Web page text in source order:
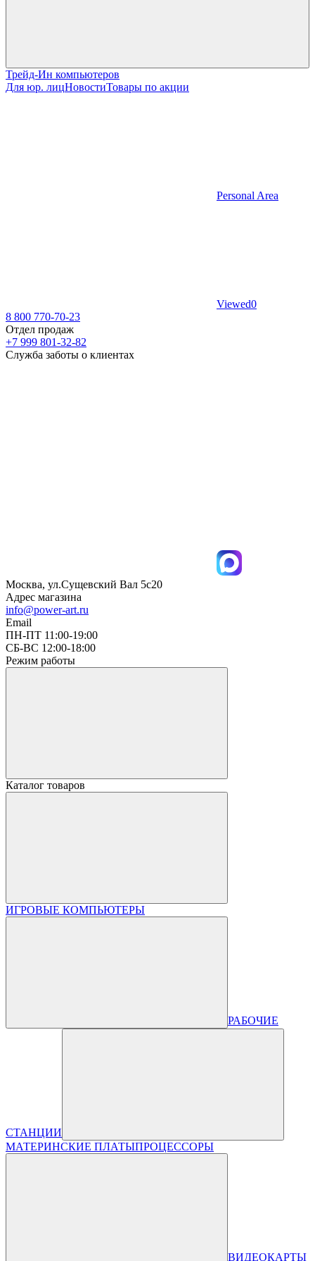
Трейд-Ин компьютеров
Для юр. лицНовостиТовары по акции
Personal Area
Viewed0
8 800 770-70-23
Отдел продаж
+7 999 801-32-82
Служба заботы о клиентах
Москва, ул.Сущевский Вал 5с20
Адрес магазина
info@power-art.ru
Email
ПН-ПТ 11:00-19:00
СБ-ВС 12:00-18:00
Режим работы
Каталог товаров
ИГРОВЫЕ КОМПЬЮТЕРЫ
РАБОЧИЕ
СТАНЦИИ
МАТЕРИНСКИЕ ПЛАТЫПРОЦЕССОРЫ
ВИДЕОКАРТЫ